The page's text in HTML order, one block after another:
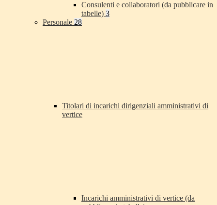
Consulenti e collaboratori (da pubblicare in
tabelle) 3
Personale 28
Titolari di incarichi dirigenziali amministrativi di
vertice
Incarichi amministrativi di vertice (da